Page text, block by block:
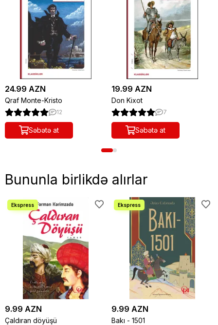
24.99 AZN
Qraf Monte-Kristo
12
Səbətə at
19.99 AZN
Don Kixot
7
Səbətə at
Bununla birlikdə alırlar
9.99 AZN
Çaldıran döyüşü
9.99 AZN
Bakı - 1501